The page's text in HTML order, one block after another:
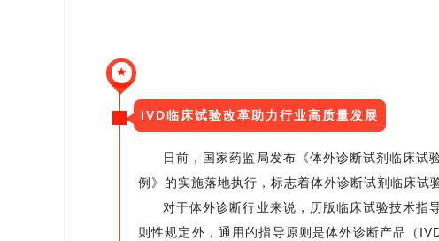
★
IVD临床试验改革助力行业高质量发展
日前，国家药监局发布《体外诊断试剂临床试
例》的实施落地执行，标志着体外诊断试剂临床试
对于体外诊断行业来说，历版临床试验技术指
则性规定外，通用的指导原则是体外诊断产品（